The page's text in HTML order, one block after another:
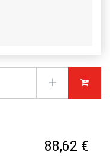
88,62 €